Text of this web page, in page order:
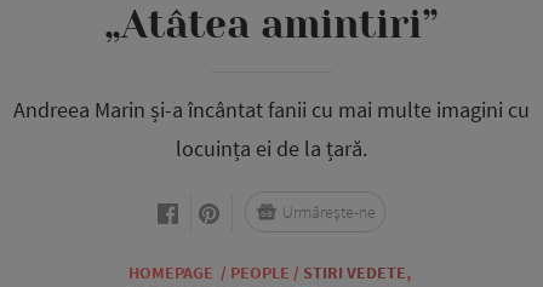
„Atâtea amintiri”
Andreea Marin și-a încântat fanii cu mai multe imagini cu
locuința ei de la țară.
HOMEPAGE / PEOPLE / STIRI VEDETE,
Urmărește-ne